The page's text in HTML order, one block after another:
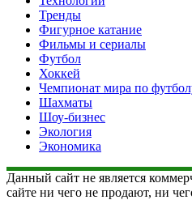
Тренды
Фигурное катание
Фильмы и сериалы
Футбол
Хоккей
Чемпионат мира по
Шахматы
Шоу-бизнес
Экология
Экономика
Данный сайт не является
сайте ни чего не продают, ни